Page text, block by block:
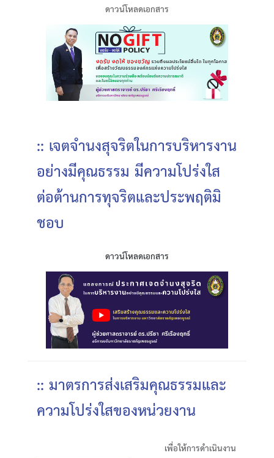
ดาวน์โหลดเอกสาร
:: เจตจำนงสุจริตในการบริหารงาน
อย่างมีคุณธรรม มีความโปร่งใส
ต่อต้านการทุจริตและประพฤติมิ
ชอบ
ดาวน์โหลดเอกสาร
:: มาตรการส่งเสริมคุณธรรมและ
ความโปร่งใสของหน่วยงาน
เพื่อให้การดำเนินงาน